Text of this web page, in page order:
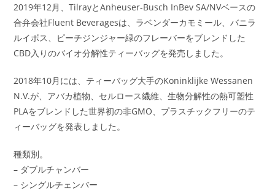
2019年12月、TilrayとAnheuser-Busch InBev SA/NVベースの
合弁会社Fluent Beveragesは、ラベンダーカモミール、バニラ
ルイボス、ピーチジンジャー緑のフレーバーをブレンドした
CBD入りのバイオ分解性ティーバッグを発売しました。
2018年10月には、ティーバッグ大手のKoninklijke Wessanen
N.V.が、アバカ植物、セルロース繊維、生物分解性の熱可塑性
PLAをブレンドした世界初の非GMO、プラスチックフリーのテ
ィーバッグを発表しました。
種類別。
– ダブルチャンバー
– シングルチェンバー